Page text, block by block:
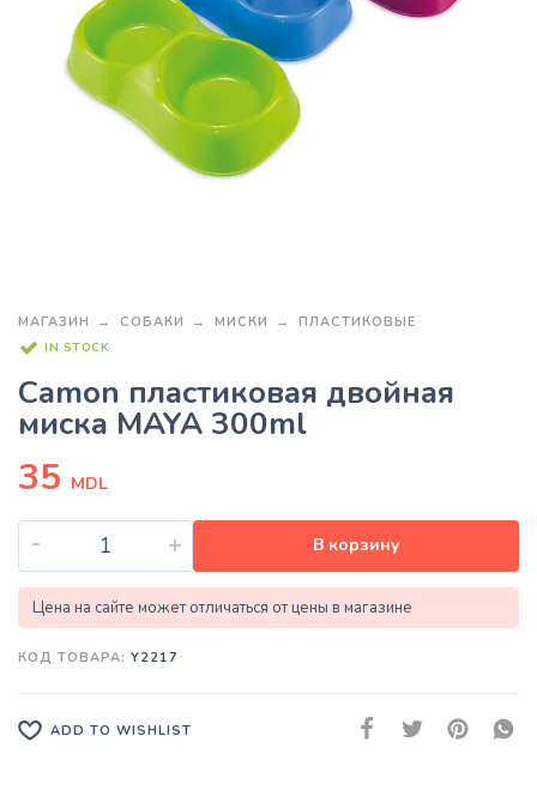
МАГАЗИН СОБАКИ МИСКИ ПЛАСТИКОВЫЕ
IN STOCK
Camon пластиковая двойная
миска MAYA 300ml
35 MDL
- + В корзину
Цена на сайте может отличаться от цены в магазине
КОД ТОВАРА: Y2217
ADD TO WISHLIST